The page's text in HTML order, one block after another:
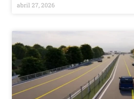
abril 27, 2026